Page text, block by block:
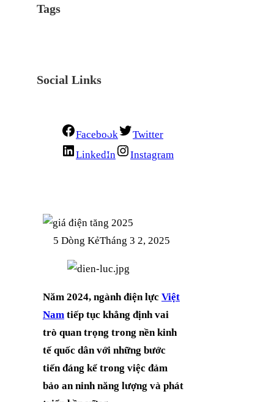
Tags
Social Links
Facebook
Twitter
LinkedIn
Instagram
5 Dòng KẻTháng 3 2, 2025
Năm 2024, ngành điện lực Việt
Nam tiếp tục khẳng định vai
trò quan trọng trong nền kinh
tế quốc dân với những bước
tiến đáng kể trong việc đảm
bảo an ninh năng lượng và phát